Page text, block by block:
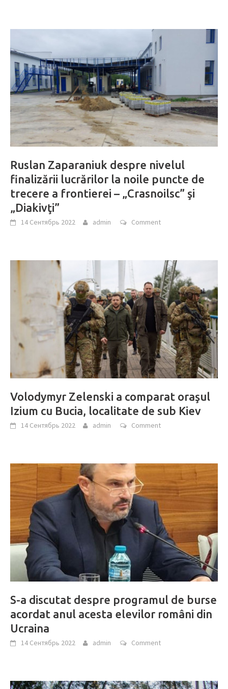
Ruslan Zaparaniuk despre nivelul
finalizării lucrărilor la noile puncte de
trecere a frontierei – „Crasnoilsc” şi
„Diakivţi”
14 Сентябрь 2022 admin Comment
Volodymyr Zelenski a comparat oraşul
Izium cu Bucia, localitate de sub Kiev
14 Сентябрь 2022 admin Comment
S-a discutat despre programul de burse
acordat anul acesta elevilor români din
Ucraina
14 Сентябрь 2022 admin Comment